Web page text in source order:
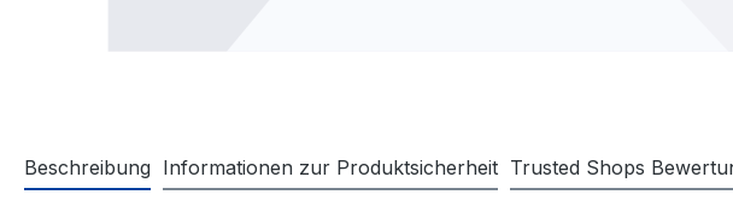
Beschreibung Informationen zur Produktsicherheit Trusted Shops